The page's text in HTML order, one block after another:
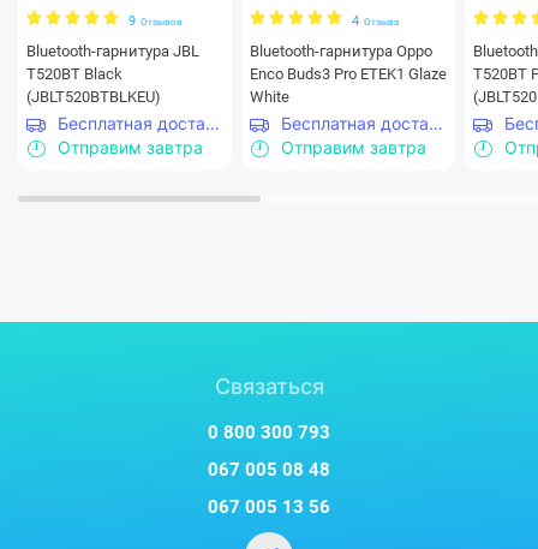
9 Отзывов
Bluetooth-гарнитура JBL
T520BT Black
(JBLT520BTBLKEU)
Бесплатная доставка
Отправим завтра
4 Отзыва
Bluetooth-гарнитура Oppo
Enco Buds3 Pro ETEK1 Glaze
White
Бесплатная доставка
Отправим завтра
T520BT
Связаться
0 800 300 793
067 005 08 48
067 005 13 56